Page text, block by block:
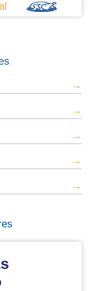
→
→
→
→
→